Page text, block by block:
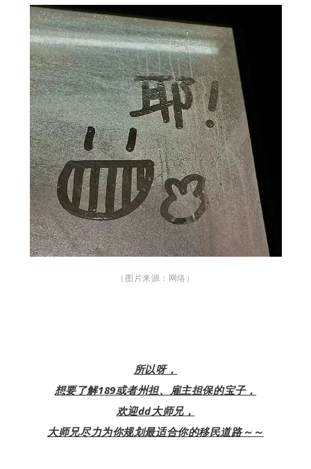
（图片来源：网络）
所以呀，
想要了解189或者州担、雇主担保的宝子，
欢迎dd大师兄，
大师兄尽力为你规划最适合你的移民道路～～